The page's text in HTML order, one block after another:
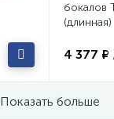
бокалов
(длинная)
4 377 ₽
Показать больше